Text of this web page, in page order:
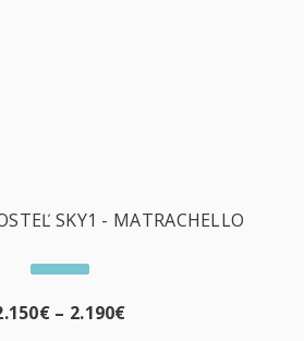
SKY1 - MATRACHELLO
€ – 2.190€